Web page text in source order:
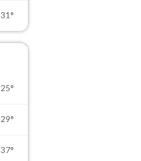
31°
25°
29°
37°